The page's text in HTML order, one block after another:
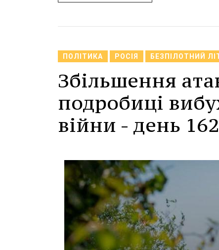
ПОЛІТИКА РОСІЯ БЕЗПІЛОТНИЙ
Збільшення
подробиці
війни - день